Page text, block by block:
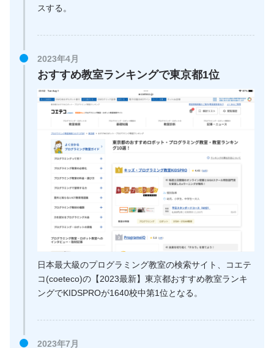
スする。
2023年4月
おすすめ教室ランキングで東京都1位
日本最大級のプログラミング教室の検索サイト、コエテ
コ(coeteco)の【2023最新】東京都おすすめ教室ランキ
ングでKIDSPROが1640校中第1位となる。
2023年7月